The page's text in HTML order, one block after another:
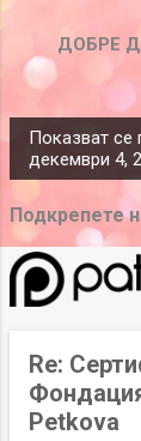
ДОБРЕ
у
б
л
и
к
Показват се
декември 4,
Подкрепете
Re:
Petkova